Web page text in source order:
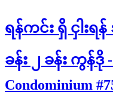
ရန်ကင်း ရှိ ငှါးရန်
ခန်း ၂ ခန်း ကွန်ဒို
Condominium